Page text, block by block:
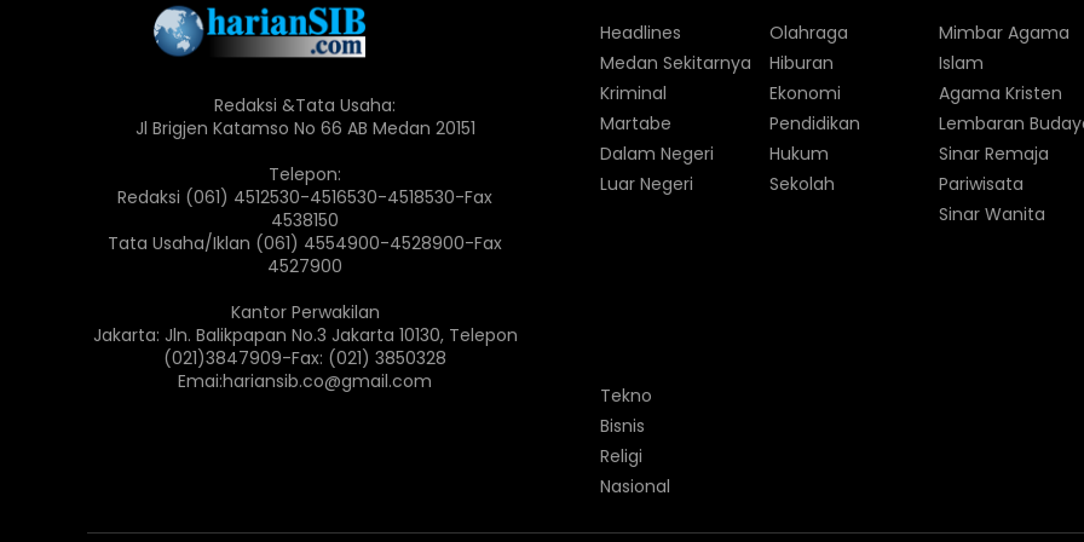
Redaksi &Tata Usaha:
Jl Brigjen Katamso No 66 AB Medan 20151
Telepon:
Redaksi (061) 4512530-4516530-4518530-Fax
4538150
Tata Usaha/Iklan (061) 4554900-4528900-Fax
4527900
Kantor Perwakilan
Jakarta: Jln. Balikpapan No.3 Jakarta 10130, Telepon
(021)3847909-Fax: (021) 3850328
Emai:hariansib.co@gmail.com
Headlines
Medan Sekitarnya
Kriminal
Martabe
Dalam Negeri
Luar Negeri
Olahraga
Hiburan
Ekonomi
Pendidikan
Hukum
Sekolah
Mimbar Agama
Islam
Agama Kristen
Lembaran
Sinar Remaja
Pariwisata
Sinar Wanita
Tekno
Bisnis
Religi
Nasional